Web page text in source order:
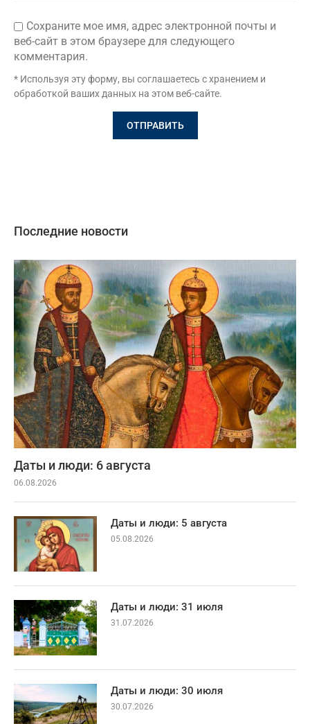
Сохраните мое имя, адрес электронной почты и
веб-сайт в этом браузере для следующего
комментария.
* Используя эту форму, вы соглашаетесь с хранением и
обработкой ваших данных на этом веб-сайте.
Последние новости
Даты и люди: 6 августа
06.08.2026
Даты и люди: 5 августа
05.08.2026
Даты и люди: 31 июля
31.07.2026
Даты и люди: 30 июля
30.07.2026